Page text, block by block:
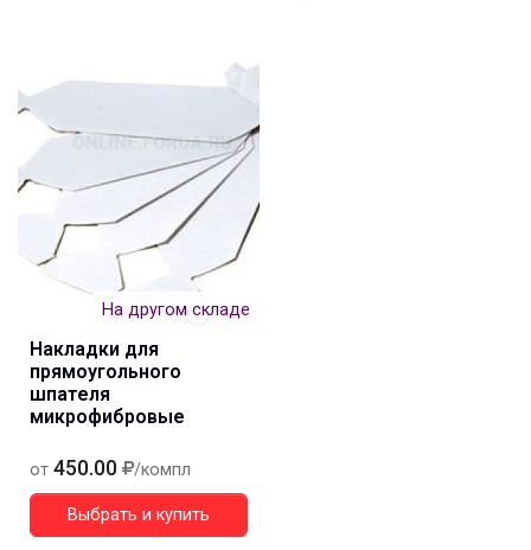
На другом складе
Накладки для
прямоугольного
шпателя
микрофибровые
от 450.00 /компл
Выбрать и купить